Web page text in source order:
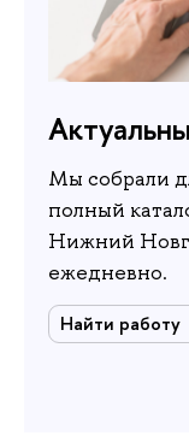
Мы собрали
полный
Нижний
ежедневно.
Найти работу